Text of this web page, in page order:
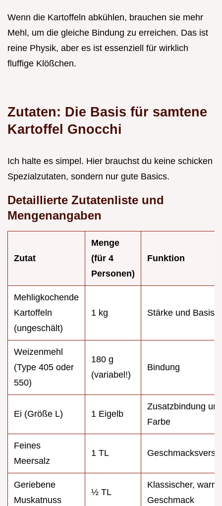
Wenn die Kartoffeln abkühlen, brauchen sie mehr
Mehl, um die gleiche Bindung zu erreichen. Das ist
reine Physik, aber es ist essenziell für wirklich
fluffige Klößchen.
Zutaten: Die Basis für samtene
Kartoffel Gnocchi
Ich halte es simpel. Hier brauchst du keine schicken
Spezialzutaten, sondern nur gute Basics.
Detaillierte Zutatenliste und
Mengenangaben
Zutat
Menge
(für 4
Personen)
Funktion
Mehligkochende
Kartoffeln
(ungeschält)
1 kg Stärke und Basis
Weizenmehl
(Type 405 oder
550)
180 g
(variabel!)
Bindung
Ei (Größe L) 1 Eigelb
Zusatzbindung
Farbe
Feines
Meersalz
1 TL
Geriebene
Muskatnuss
½ TL
Klassischer,
Geschmack